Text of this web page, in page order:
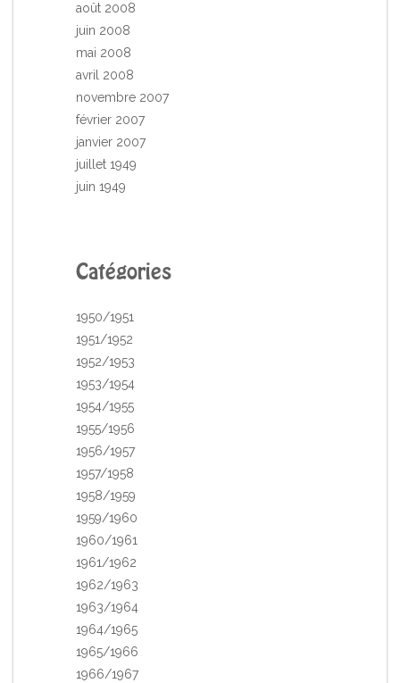
août 2008
juin 2008
mai 2008
avril 2008
novembre 2007
février 2007
janvier 2007
juillet 1949
juin 1949
Catégories
1950/1951
1951/1952
1952/1953
1953/1954
1954/1955
1955/1956
1956/1957
1957/1958
1958/1959
1959/1960
1960/1961
1961/1962
1962/1963
1963/1964
1964/1965
1965/1966
1966/1967